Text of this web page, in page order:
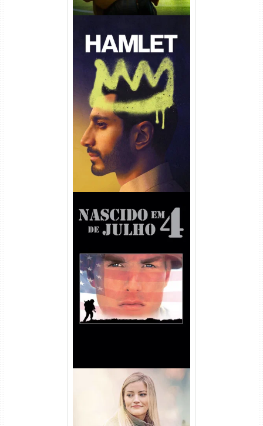
Hamlet Torrent (2026) WEB-
DL 1080p Dual Áudio
Nascido em 4 de Julho
Torrent (1989) WEB-DL 1080p
Dual Áudio